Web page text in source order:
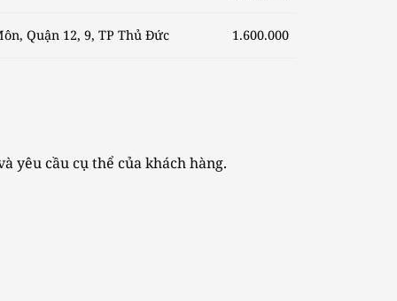
Quận 12, 9, TP Thủ Đức 1.600.000
yêu cầu cụ thể của khách hàng.